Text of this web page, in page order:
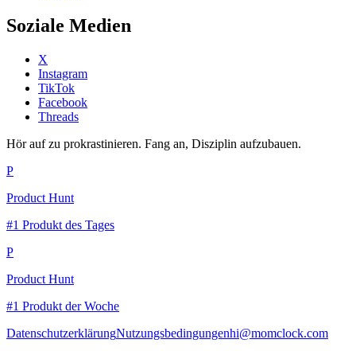
Soziale Medien
X
Instagram
TikTok
Facebook
Threads
Hör auf zu prokrastinieren. Fang an, Disziplin aufzubauen.
P
Product Hunt
#1 Produkt des Tages
P
Product Hunt
#1 Produkt der Woche
DatenschutzerklärungNutzungsbedingungenhi@momclock.com